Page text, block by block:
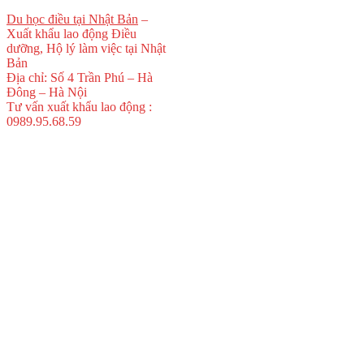
Du học điều tại Nhật Bản –
Xuất khẩu lao động Điều
dưỡng, Hộ lý làm việc tại Nhật
Bản
Địa chỉ: Số 4 Trần Phú – Hà
Đông – Hà Nội
Tư vấn xuất khẩu lao động :
0989.95.68.59